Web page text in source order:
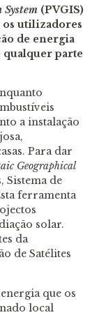
(PVGIS)
os utilizadores
de energia
parte
a instalação
Para dar
Geographical
Sistema de
ferramenta
solar.
da
de Satélites
que os
local